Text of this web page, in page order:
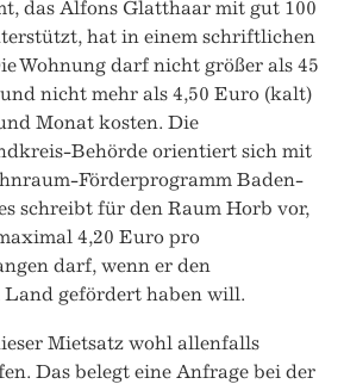
das Alfons Glatthaar mit gut 100
hat in einem schriftlichen
Wohnung darf nicht größer als 45
nicht mehr als 4,50 Euro (kalt)
Monat kosten. Die
Behörde orientiert sich mit
Förderprogramm Baden-
schreibt für den Raum Horb vor,
4,20 Euro pro
darf, wenn er den
Land gefördert haben will.
Mietsatz wohl allenfalls
Das belegt eine Anfrage bei der